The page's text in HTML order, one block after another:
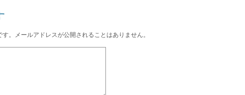
。メールアドレスが公開されることはありません。